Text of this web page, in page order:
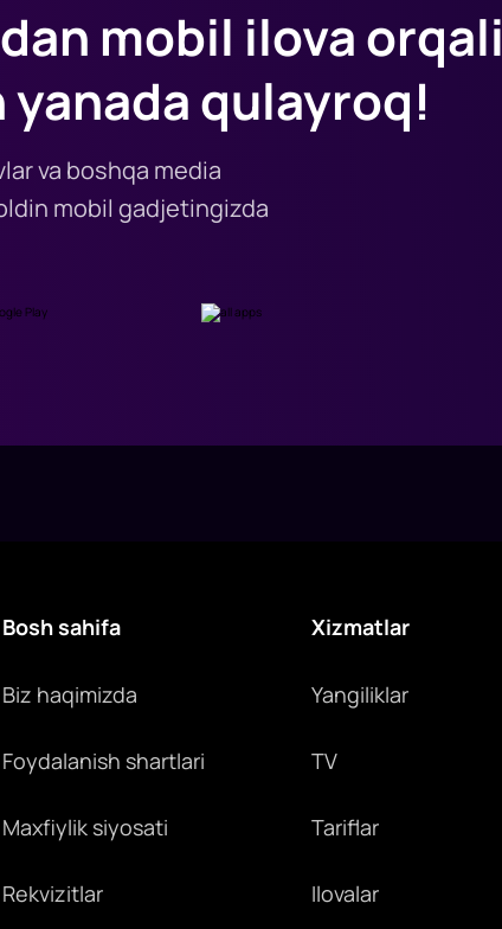
mobil ilova orqali
qulayroq!
va boshqa media
mobil gadjetingizda
Bosh sahifa
Biz haqimizda
Foydalanish shartlari
Maxfiylik siyosati
Rekvizitlar
Xizmatlar
Yangiliklar
TV
Tariflar
Ilovalar